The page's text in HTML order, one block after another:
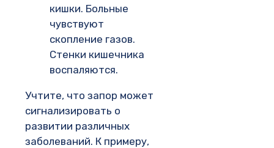
кишки. Больные
чувствуют
скопление газов.
Стенки кишечника
воспаляются.
Учтите, что запор может
сигнализировать о
развитии различных
заболеваний. К примеру,